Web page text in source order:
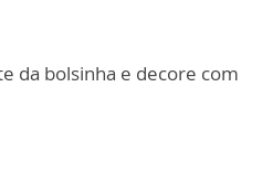
da bolsinha e decore com